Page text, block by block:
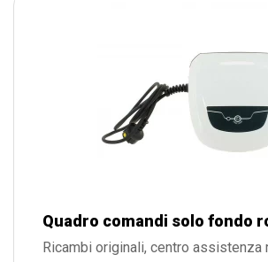
Quadro comandi solo fondo
Ricambi originali, centro assistenza